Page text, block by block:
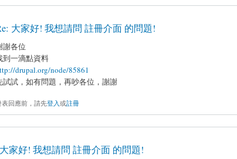
大家好! 我想請問 註冊介面 的問題!
謝各位
到一滴點資料
drupal.org/node/85861
試試，如有問題，再吵各位，謝謝
表回應前，請先登入或註冊
家好! 我想請問 註冊介面 的問題!